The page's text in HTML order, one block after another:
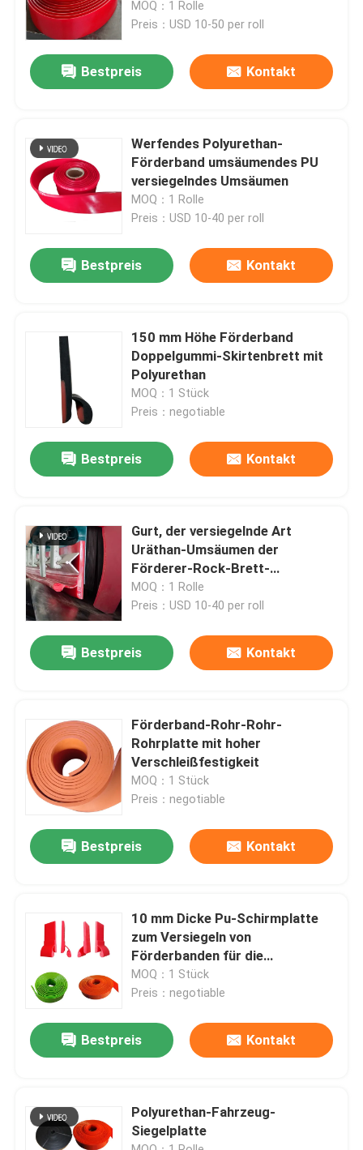
Produkte
Videos
Über uns
Qualitätskontrolle
Kontakt
Nachrichten
Tonerde-keramische Zwischenlage
MOQ：1 Rolle
Preis：USD 10-50 per roll
Bestpreis Kontakt
Werfendes Polyurethan-
Förderband umsäumendes PU
versiegelndes Umsäumen
MOQ：1 Rolle
Preis：USD 10-40 per roll
Bestpreis Kontakt
150 mm Höhe Förderband
Doppelgummi-Skirtenbrett mit
Polyurethan
MOQ：1 Stück
Preis：negotiable
Bestpreis Kontakt
Gurt, der versiegelnde Art
Uräthan-Umsäumen der
Förderer-Rock-Brett-
Doppeldichtungs-Y umsäumt
MOQ：1 Rolle
Preis：USD 10-40 per roll
Bestpreis Kontakt
Förderband-Rohr-Rohr-
Rohrplatte mit hoher
Verschleißfestigkeit
MOQ：1 Stück
Preis：negotiable
Bestpreis Kontakt
10 mm Dicke Pu-Schirmplatte
zum Versiegeln von
Förderbanden für die
Bergbauindustrie
MOQ：1 Stück
Preis：negotiable
Bestpreis Kontakt
Polyurethan-Fahrzeug-
Siegelplatte